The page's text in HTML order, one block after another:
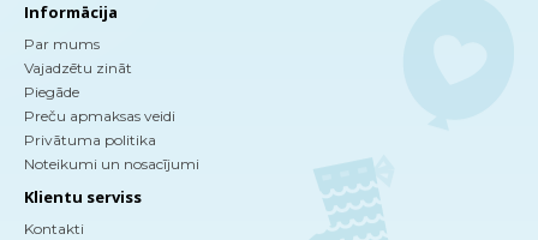
Informācija
Par mums
Vajadzētu zināt
Piegāde
Preču apmaksas veidi
Privātuma politika
Noteikumi un nosacījumi
Klientu serviss
Kontakti